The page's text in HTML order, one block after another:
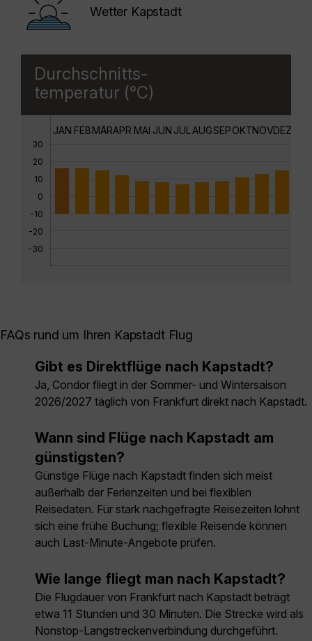
Wetter Kapstadt
Durchschnitts-
temperatur (°C)
30
20
10
0
-10
-20
-30
JAN FEBMÄRAPR MAI JUN JUL AUGSEPOKTNOVDEZ
FAQs rund um Ihren Kapstadt Flug
Gibt es Direktflüge nach Kapstadt?
Ja, Condor fliegt in der Sommer- und Wintersaison
2026/2027 täglich von Frankfurt direkt nach Kapstadt.
Wann sind Flüge nach Kapstadt am
günstigsten?
Günstige Flüge nach Kapstadt finden sich meist
außerhalb der Ferienzeiten und bei flexiblen
Reisedaten. Für stark nachgefragte Reisezeiten lohnt
sich eine frühe Buchung; flexible Reisende können
auch Last-Minute-Angebote prüfen.
Wie lange fliegt man nach Kapstadt?
Die Flugdauer von Frankfurt nach Kapstadt beträgt
etwa 11 Stunden und 30 Minuten. Die Strecke wird als
Nonstop-Langstreckenverbindung durchgeführt.